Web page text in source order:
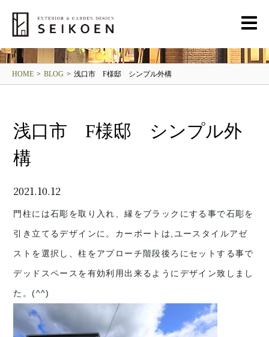
HOME > BLOG > 浅口市 F様邸 シンプル外構
浅口市 F様邸 シンプル外
構
2021.10.12
門柱には石彫を取り入れ、縁をブラックにする事で石彫を
引き立てるデザインに。カーポートは,ユースタイルアゼ
ストを選択し、柱をアプローチ階段後ろにセットする事で
デッドスペースを有効利用出来るようにデザイン致しまし
た。(^^)